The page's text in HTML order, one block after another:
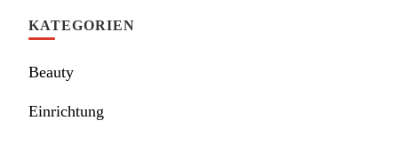
KATEGORIEN
Beauty
Einrichtung